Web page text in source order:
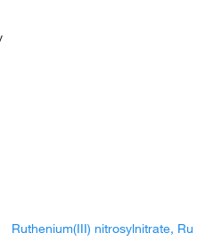
Ruthenium(III) nitrosylnitrate, Ru